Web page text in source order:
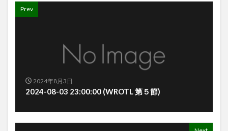
Prev
2024年8月3日
2024-08-03 23:00:00 (WROTL 第５節)